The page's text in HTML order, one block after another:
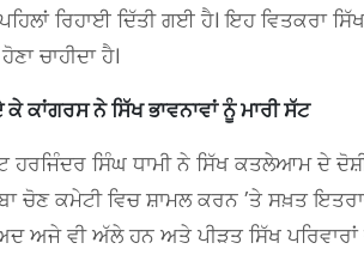
ਰਿਹਾਈ ਦਿੱਤੀ ਗਈ ਹੈ। ਇਹ ਵਿਤਕਰਾ ਸਿੱਖ
ਚਾਹੀਦਾ ਹੈ।
ਕਾਂਗਰਸ ਨੇ ਸਿੱਖ ਭਾਵਨਾਵਾਂ ਨੂੰ ਮਾਰੀ ਸੱਟ
ਹਰਜਿੰਦਰ ਸਿੰਘ ਧਾਮੀ ਨੇ ਸਿੱਖ ਕਤਲੇਆਮ ਦੇ
ਚੋਣ ਕਮੇਟੀ ਵਿਚ ਸ਼ਾਮਲ ਕਰਨ ’ਤੇ ਸਖ਼ਤ
ਅਜੇ ਵੀ ਅੱਲੇ ਹਨ ਅਤੇ ਪੀੜਤ ਸਿੱਖ ਪਰਿਵਾਰਾਂ